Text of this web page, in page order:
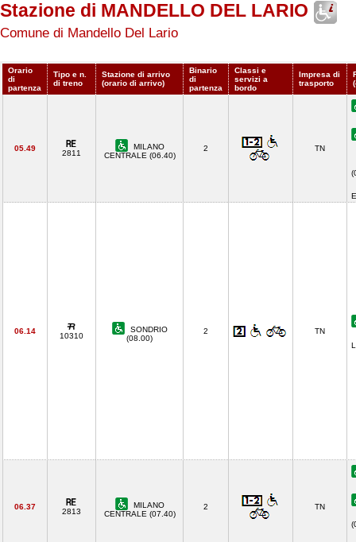
Stazione di MANDELLO DEL LARIO
Comune di Mandello Del Lario
Orario
di
partenza
Tipo e n.
di treno
Stazione di arrivo
(orario di arrivo)
Binario
di
partenza
Classi e
servizi a
bordo
Impresa di
trasporto
05.49
2811
MILANO
CENTRALE (06.40)
2 TN
06.14
10310
SONDRIO
(08.00)
2
TN
06.37
2813
MILANO
CENTRALE (07.40)
2
TN